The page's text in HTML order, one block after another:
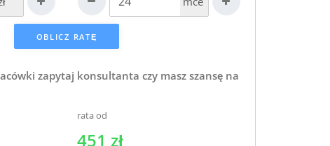
zapytaj konsultanta czy masz szansę na
rata od
451 zł